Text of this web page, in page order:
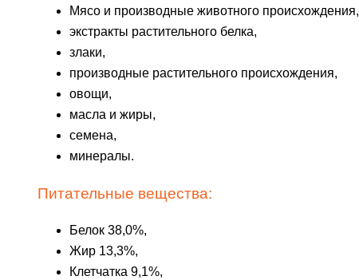
Мясо и производные животного происхождения,
экстракты растительного белка,
злаки,
производные растительного происхождения,
овощи,
масла и жиры,
семена,
минералы.
Питательные вещества:
Белок 38,0%,
Жир 13,3%,
Клетчатка 9,1%,